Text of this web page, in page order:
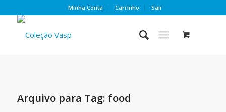
Minha Conta Carrinho Sair
Arquivo para Tag: food